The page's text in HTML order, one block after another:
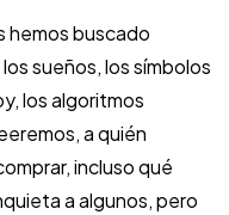
hemos buscado
sueños, los símbolos
los algoritmos
a quién
incluso qué
a algunos, pero